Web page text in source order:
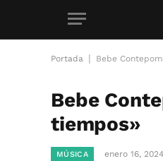
Portada Bebe
Bebe
tiempos»
MÚSICA enero 16, 2024